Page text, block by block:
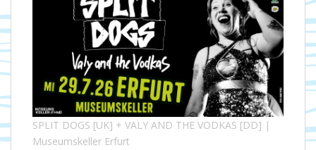
SPLIT DOGS [UK] + VALY AND THE VODKAS [DD] |
Museumskeller Erfurt